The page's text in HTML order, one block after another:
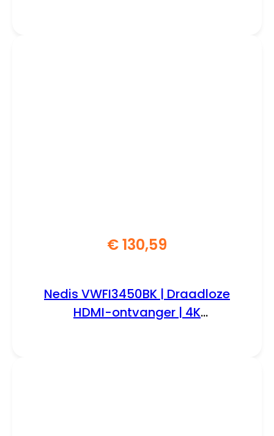
€130,59
Nedis VWFI3450BK | Draadloze
HDMI-ontvanger | 4K